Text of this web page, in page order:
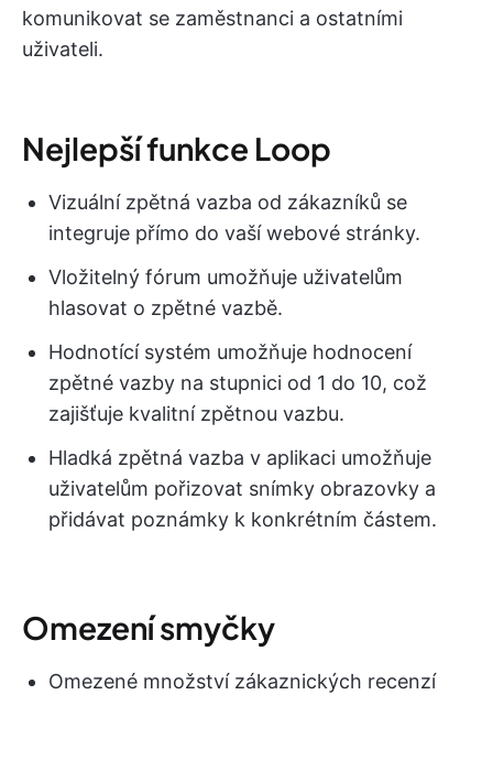
komunikovat se zaměstnanci a ostatními
uživateli.
Nejlepší funkce Loop
Vizuální zpětná vazba od zákazníků se
integruje přímo do vaší webové stránky.
Vložitelný fórum umožňuje uživatelům
hlasovat o zpětné vazbě.
Hodnotící systém umožňuje hodnocení
zpětné vazby na stupnici od 1 do 10, což
zajišťuje kvalitní zpětnou vazbu.
Hladká zpětná vazba v aplikaci umožňuje
uživatelům pořizovat snímky obrazovky a
přidávat poznámky k konkrétním částem.
Omezení smyčky
Omezené množství zákaznických recenzí